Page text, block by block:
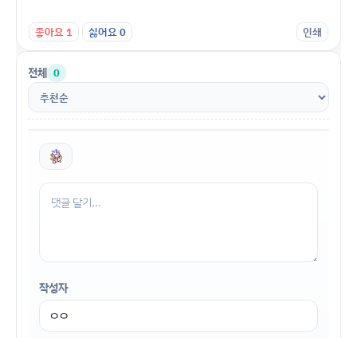
좋아요 1 싫어요 0 인쇄
전체 0
작성자